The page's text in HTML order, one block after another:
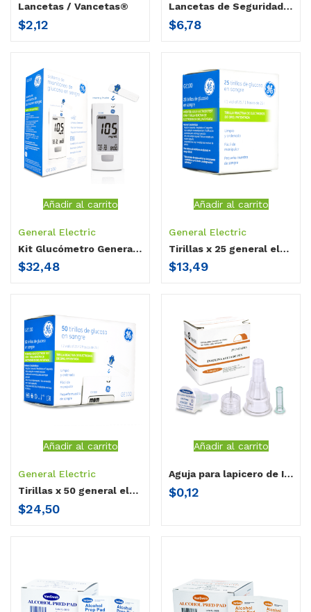
Lancetas / Vancetas®
$2,12
Lancetas de Seguridad / Vancetas®
$6,78
Añadir al carrito
General Electric
Kit Glucómetro General Electric GE100
$32,48
Añadir al carrito
General Electric
Tirillas x 25 general electric ge-100
$13,49
Añadir al carrito
General Electric
Tirillas x 50 general electric ge-100
$24,50
Añadir al carrito
Aguja para lapicero de Insulina / Vanjerin®
$0,12